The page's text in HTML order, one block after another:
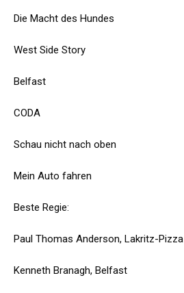
Die Macht des Hundes
West Side Story
Belfast
CODA
Schau nicht nach oben
Mein Auto fahren
Beste Regie:
Paul Thomas Anderson, Lakritz-Pizza
Kenneth Branagh, Belfast